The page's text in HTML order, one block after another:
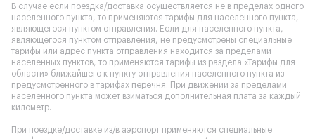
В случае если поездка/доставка осуществляется не в пределах одного
населенного пункта, то применяются тарифы для населенного пункта,
являющегося пунктом отправления. Если для населенного пункта,
являющегося пунктом отправления, не предусмотрены специальные
тарифы или адрес пункта отправления находится за пределами
населенных пунктов, то применяются тарифы из раздела «Тарифы для
области» ближайшего к пункту отправления населенного пункта из
предусмотренного в тарифах перечня. При движении за пределами
населенного пункта может взиматься дополнительная плата за каждый
километр.
При поездке/доставке из/в аэропорт применяются специальные